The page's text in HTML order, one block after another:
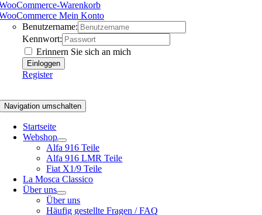
Warenkorb
Mein Konto
Benutzername:
Kennwort:
Erinnern Sie sich an mich
Register
Navigation umschalten
Startseite
Webshop
Alfa 916 Teile
Alfa 916 LMR Teile
Fiat X1/9 Teile
La Mosca Classico
Über uns
Über uns
Häufig gestellte Fragen / FAQ